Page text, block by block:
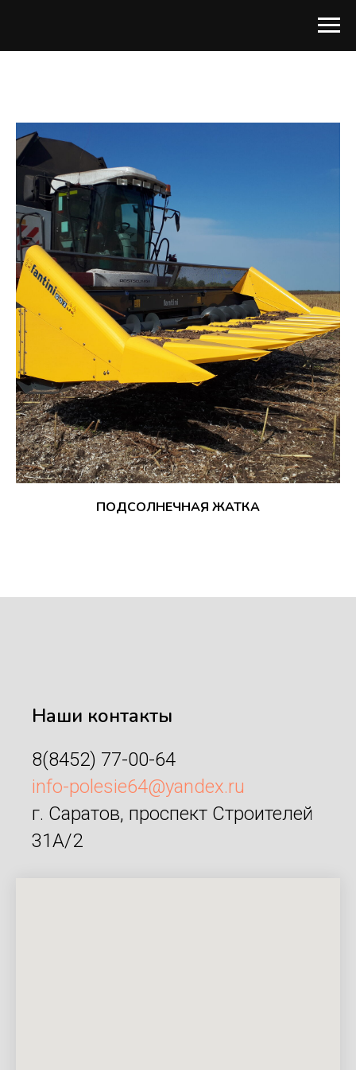
ПОДСОЛНЕЧНАЯ ЖАТКА
Наши контакты
8(8452) 77-00-64
info-polesie64@yandex.ru
г. Саратов, проспект Строителей
31А/2